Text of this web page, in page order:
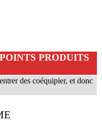
PRODUITS
des coéquipier, et donc